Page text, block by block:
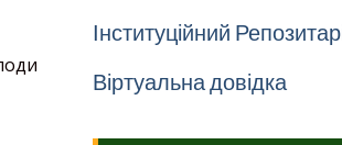
Інституційний
Віртуальна довідка